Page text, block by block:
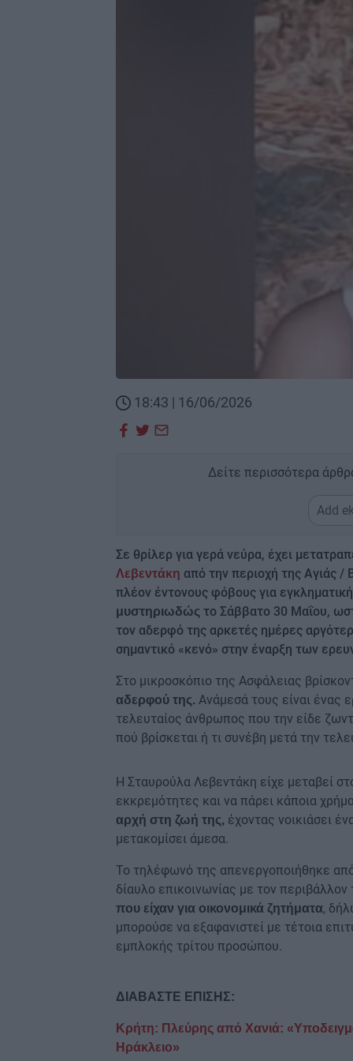
18:43 | 16/06/2026
Δείτε περισσότερα
Add
Σε θρίλερ για γερά νεύρα, έχει
Λεβεντάκη από την περιοχή της Αγιάς
πλέον έντονους φόβους για
μυστηριωδώς το Σάββατο 30 Μαΐου,
τον αδερφό της αρκετές ημέρες
σημαντικό «κενό» στην έναρξη των
Στο μικροσκόπιο της Ασφάλειας
αδερφού της. Ανάμεσά τους είναι ένας
τελευταίος άνθρωπος που την είδε
πού βρίσκεται ή τι συνέβη μετά την
Η Σταυρούλα Λεβεντάκη είχε μεταβεί
εκκρεμότητες και να πάρει κάποια
αρχή στη ζωή της, έχοντας νοικιάσει
μετακομίσει άμεσα.
Το τηλέφωνό της απενεργοποιήθηκε
δίαυλο επικοινωνίας με τον
που είχαν για οικονομικά ζητήματα,
μπορούσε να εξαφανιστεί με τέτοια
εμπλοκής τρίτου προσώπου.
ΔΙΑΒΑΣΤΕ ΕΠΙΣΗΣ:
Κρήτη: Πλεύρης από Χανιά:
Ηράκλειο»